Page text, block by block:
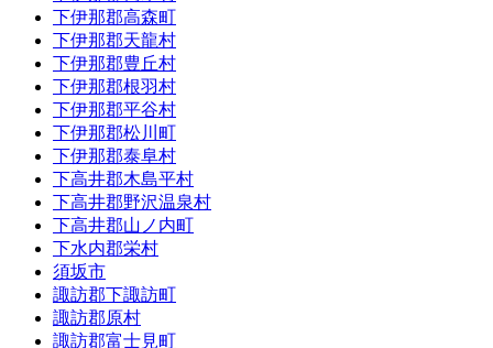
下伊那郡高森町
下伊那郡天龍村
下伊那郡豊丘村
下伊那郡根羽村
下伊那郡平谷村
下伊那郡松川町
下伊那郡泰阜村
下高井郡木島平村
下高井郡野沢温泉村
下高井郡山ノ内町
下水内郡栄村
須坂市
諏訪郡下諏訪町
諏訪郡原村
諏訪郡富士見町